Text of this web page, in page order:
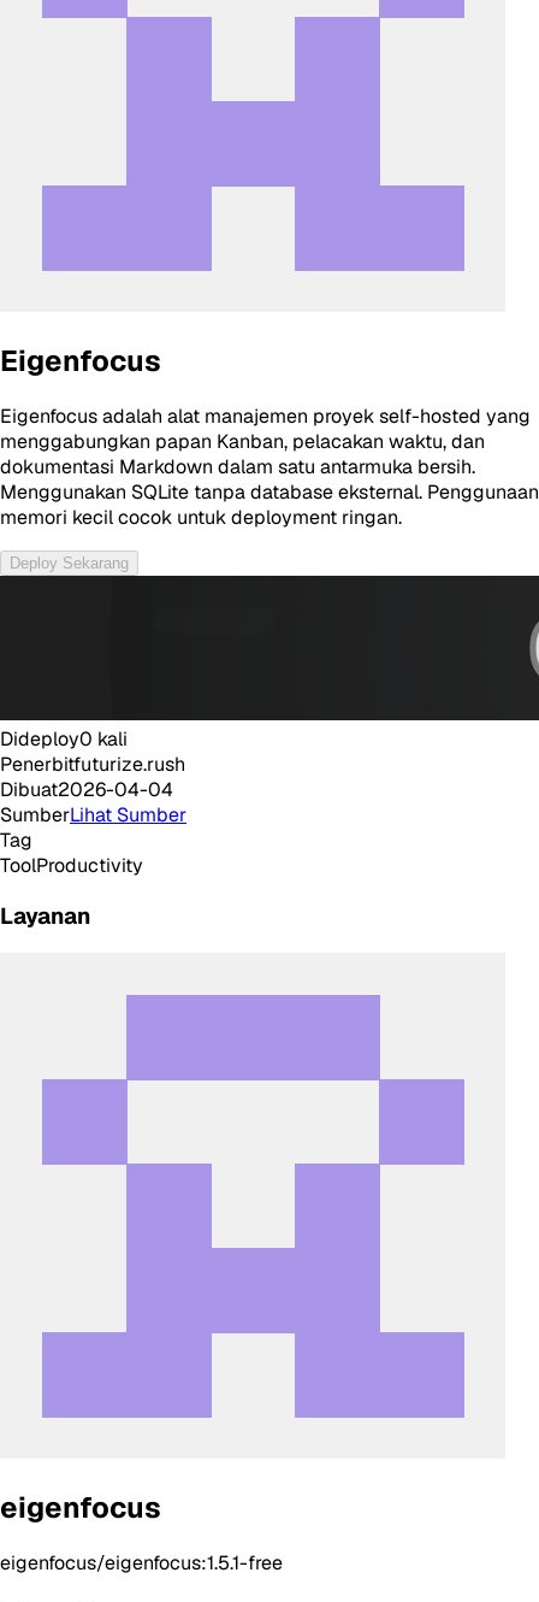
Eigenfocus
Eigenfocus adalah alat manajemen proyek self-hosted yang
menggabungkan papan Kanban, pelacakan waktu, dan
dokumentasi Markdown dalam satu antarmuka bersih.
Menggunakan SQLite tanpa database eksternal. Penggunaan
memori kecil cocok untuk deployment ringan.
Deploy Sekarang
Dideploy0 kali
Penerbitfuturize.rush
Dibuat2026-04-04
SumberLihat Sumber
Tag
ToolProductivity
Layanan
eigenfocus
eigenfocus/eigenfocus:1.5.1-free